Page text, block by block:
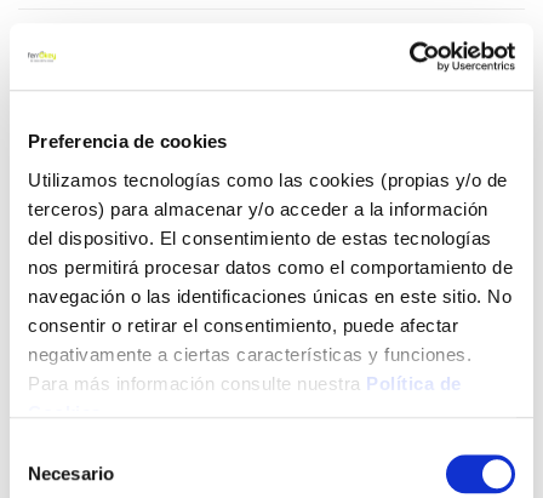
Preferencia de cookies
Utilizamos tecnologías como las cookies (propias y/o de
terceros) para almacenar y/o acceder a la información
del dispositivo. El consentimiento de estas tecnologías
nos permitirá procesar datos como el comportamiento de
navegación o las identificaciones únicas en este sitio. No
consentir o retirar el consentimiento, puede afectar
negativamente a ciertas características y funciones.
Para más información consulte nuestra Política de
Necesario
8,83 €
Click&Collect - Recogida gratis
en nuestras tiendas
Envío a domicilio:
5 días hábiles
+ INFO